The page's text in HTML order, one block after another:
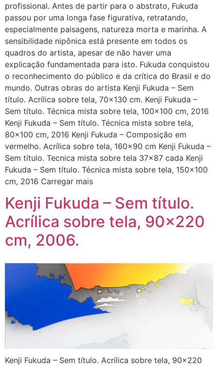
profissional. Antes de partir para o abstrato, Fukuda
passou por uma longa fase figurativa, retratando,
especialmente paisagens, natureza morta e marinha. A
sensibilidade nipônica está presente em todos os
quadros do artista, apesar de não haver uma
explicação fundamentada para isto. Fukuda conquistou
o reconhecimento do público e da crítica do Brasil e do
mundo. Outras obras do artista Kenji Fukuda – Sem
título. Acrílica sobre tela, 70×130 cm. Kenji Fukuda –
Sem título. Técnica mista sobre tela, 100×100 cm, 2016
Kenji Fukuda – Sem título. Técnica mista sobre tela,
80×100 cm, 2016 Kenji Fukuda – Composição em
vermelho. Acrílica sobre tela, 160×90 cm Kenji Fukuda –
Sem título. Tecnica mista sobre tela 37×87 cada Kenji
Fukuda – Sem título. Técnica mista sobre tela, 150×100
cm, 2016 Carregar mais
Kenji Fukuda – Sem título.
Acrílica sobre tela, 90×220
cm, 2006.
Kenji Fukuda – Sem título. Acrílica sobre tela, 90×220